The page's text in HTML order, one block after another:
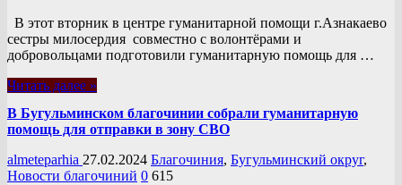
В этот вторник в центре гуманитарной помощи г.Азнакаево
сестры милосердия совместно с волонтёрами и
добровольцами подготовили гуманитарную помощь для …
Читать далее »
В Бугульминском благочинии собрали гуманитарную
помощь для отправки в зону СВО
almeteparhia 27.02.2024 Благочиния, Бугульминский округ,
Новости благочиний 0 615